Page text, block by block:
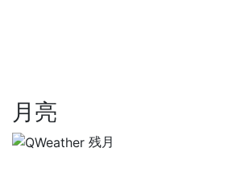
月亮
残月